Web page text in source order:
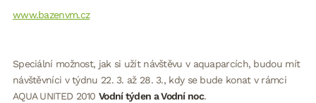
www.bazenvm.cz
Speciální možnost, jak si užít návštěvu v aquaparcích, budou mít
návštěvníci v týdnu 22. 3. až 28. 3., kdy se bude konat v rámci
AQUA UNITED 2010Vodní týden a Vodní noc.